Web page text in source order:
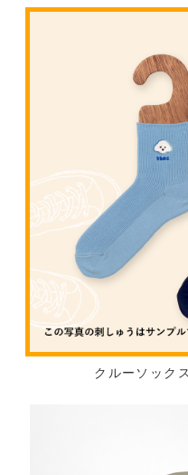
クルーソック